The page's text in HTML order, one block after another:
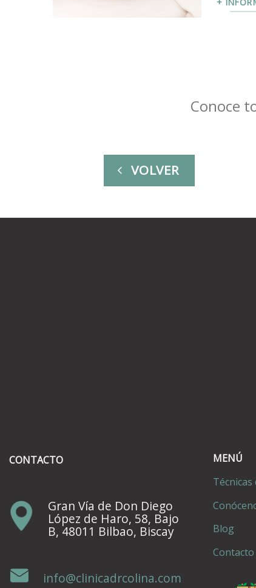
+
Conoce
VOLVER
CONTACTO
Gran Vía de Don Diego
López de Haro, 58, Bajo
B, 48011 Bilbao, Biscay
info@clinicadrcolina.com
MENÚ
Técnicas
Blog
Contacto